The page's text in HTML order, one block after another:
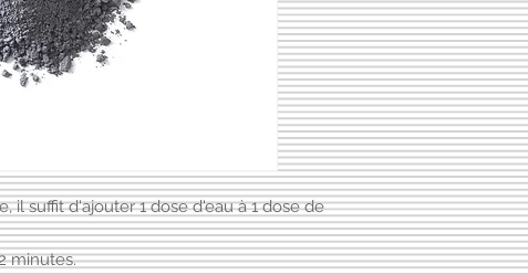
il suffit d'ajouter 1 dose d'eau à 1 dose de
minutes.